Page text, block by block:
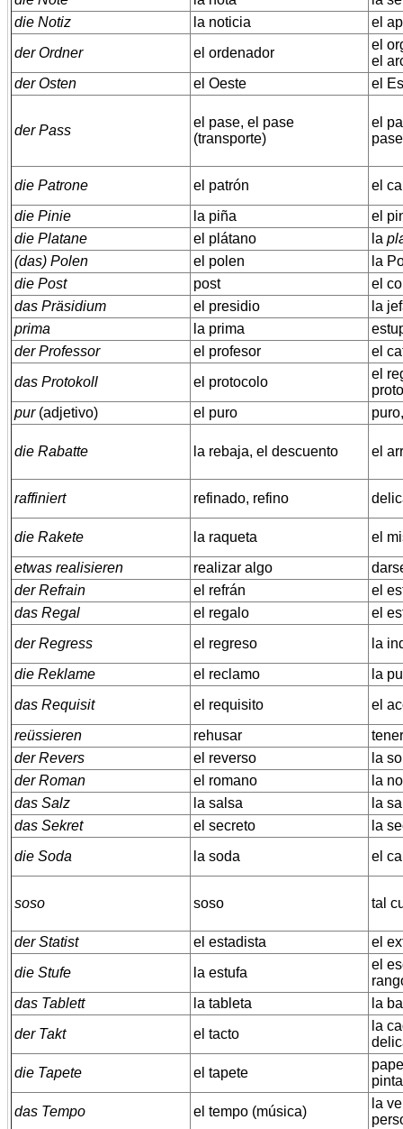
die Notiz
la noticia
el
der Ordner
el ordenador
el
el
der Osten
el Oeste el
der Pass
el pase, el pase
(transporte)
el
die Patrone el patrón
el
die Pinie
la piña
el
die Platane
el plátano la
(das) Polen
el polen
la
die Post
post
el
das Präsidium
el presidio
la
prima
la prima
der Professor
el profesor
el
das Protokoll
el protocolo
el
pur(adjetivo) el puro
die Rabatte la rebaja, el descuento el
raffiniert refinado, refino
die Rakete la raqueta
el
etwas realisieren
realizar algo
der Refrain
el refrán
el
das Regal
el regalo
el
der Regress
el regreso
la
die Reklame
el reclamo
la
das Requisit
el requisito
el
reüssieren
rehusar
der Revers
el reverso
la
der Roman
el romano
la
das Salz
la salsa
la
das Sekret
el secreto
la
die Soda
la soda el
soso soso tal
der Statist el estadista
el
die Stufe
la estufa
el
das Tablett
la tableta
la
der Takt
el tacto
la
die Tapete
el tapete
das Tempo
el tempo (música)
la